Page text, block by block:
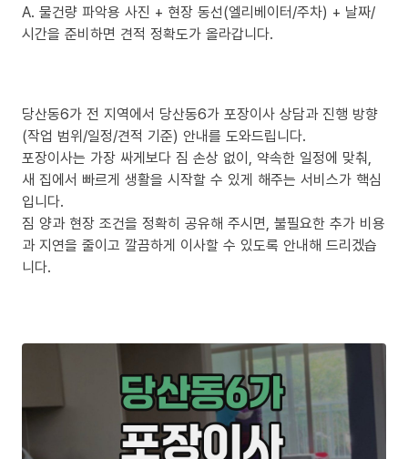
A. 물건량 파악용 사진 + 현장 동선(엘리베이터/주차) + 날짜/
시간을 준비하면 견적 정확도가 올라갑니다.
당산동6가 전 지역에서 당산동6가 포장이사 상담과 진행 방향
(작업 범위/일정/견적 기준) 안내를 도와드립니다.
포장이사는 가장 싸게보다 짐 손상 없이, 약속한 일정에 맞춰,
새 집에서 빠르게 생활을 시작할 수 있게 해주는 서비스가 핵심
입니다.
짐 양과 현장 조건을 정확히 공유해 주시면, 불필요한 추가 비용
과 지연을 줄이고 깔끔하게 이사할 수 있도록 안내해 드리겠습
니다.